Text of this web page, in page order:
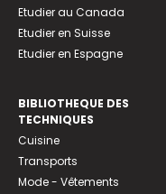
Etudier au Canada
Etudier en Suisse
Etudier en Espagne
BIBLIOTHEQUE DES
TECHNIQUES
Cuisine
Transports
Mode - Vêtements